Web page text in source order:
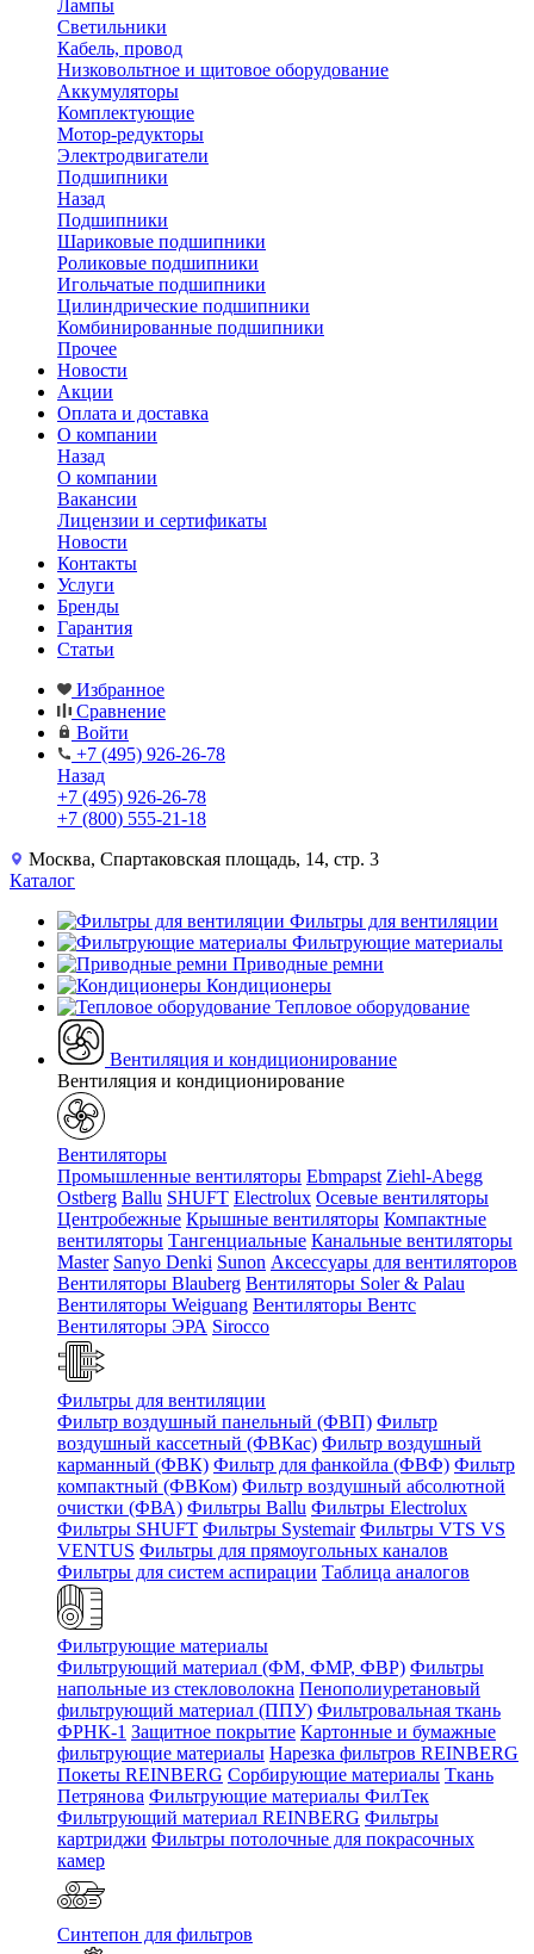
Лампы
Светильники
Кабель, провод
Низковольтное и щитовое оборудование
Аккумуляторы
Комплектующие
Мотор-редукторы
Электродвигатели
Подшипники
Назад
Подшипники
Шариковые подшипники
Роликовые подшипники
Игольчатые подшипники
Цилиндрические подшипники
Комбинированные подшипники
Прочее
Новости
Акции
Оплата и доставка
О компании
Назад
О компании
Вакансии
Лицензии и сертификаты
Новости
Контакты
Услуги
Бренды
Гарантия
Статьи
Избранное
Сравнение
Войти
+7 (495) 926-26-78
Назад
+7 (495) 926-26-78
+7 (800) 555-21-18
Москва, Спартаковская площадь, 14, стр. 3
Каталог
Фильтры для вентиляции
Фильтрующие материалы
Приводные ремни
Кондиционеры
Тепловое оборудование
Вентиляция и кондиционирование
Вентиляция и кондиционирование
Вентиляторы
Промышленные вентиляторы Ebmpapst Ziehl-Abegg
Ostberg Ballu SHUFT Electrolux Осевые вентиляторы
Центробежные Крышные вентиляторы Компактные
вентиляторы Тангенциальные Канальные вентиляторы
Master Sanyo Denki Sunon Аксессуары для вентиляторов
Вентиляторы Blauberg Вентиляторы Soler & Palau
Вентиляторы Weiguang Вентиляторы Вентс
Вентиляторы ЭРА Sirocco
Фильтры для вентиляции
Фильтр воздушный панельный (ФВП) Фильтр
воздушный кассетный (ФВКас) Фильтр воздушный
карманный (ФВК) Фильтр для фанкойла (ФВФ) Фильтр
компактный (ФВКом) Фильтр воздушный абсолютной
очистки (ФВА) Фильтры Ballu Фильтры Electrolux
Фильтры SHUFT Фильтры Systemair Фильтры VTS VS
VENTUS Фильтры для прямоугольных каналов
Фильтры для систем аспирации Таблица аналогов
Фильтрующие материалы
Фильтрующий материал (ФМ, ФМР, ФВР) Фильтры
напольные из стекловолокна Пенополиуретановый
фильтрующий материал (ППУ) Фильтровальная ткань
ФРНК-1 Защитное покрытие Картонные и бумажные
фильтрующие материалы Нарезка фильтров REINBERG
Покеты REINBERG Сорбирующие материалы Ткань
Петрянова Фильтрующие материалы ФилТек
Фильтрующий материал REINBERG Фильтры
картриджи Фильтры потолочные для покрасочных
камер
Синтепон для фильтров